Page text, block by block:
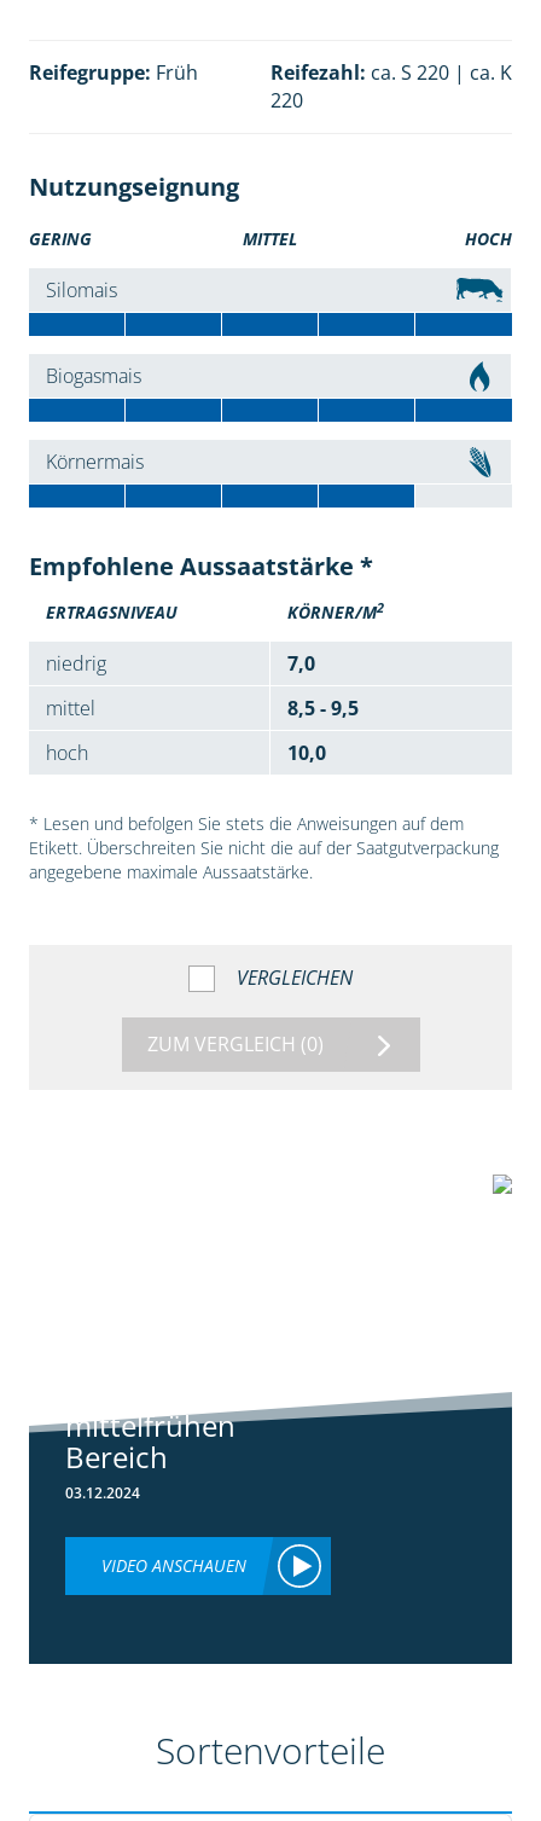
Reifegruppe: Früh Reifezahl: ca. S 220 | ca. K
220
Nutzungseignung
GERING MITTEL HOCH
Silomais
Biogasmais
Körnermais
Empfohlene Aussaatstärke *
ERTRAGSNIVEAU KÖRNER/M2
niedrig
7,0
mittel
8,5 - 9,5
hoch
10,0
* Lesen und befolgen Sie stets die Anweisungen auf dem
Etikett. Überschreiten Sie nicht die auf der Saatgutverpackung
angegebene maximale Aussaatstärke.
VERGLEICHEN
ZUM VERGLEICH (0)
mittelfrühen
Bereich
03.12.2024
VIDEO ANSCHAUEN
Sortenvorteile